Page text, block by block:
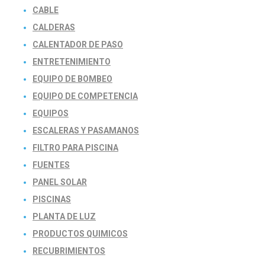
CABLE
CALDERAS
CALENTADOR DE PASO
ENTRETENIMIENTO
EQUIPO DE BOMBEO
EQUIPO DE COMPETENCIA
EQUIPOS
ESCALERAS Y PASAMANOS
FILTRO PARA PISCINA
FUENTES
PANEL SOLAR
PISCINAS
PLANTA DE LUZ
PRODUCTOS QUIMICOS
RECUBRIMIENTOS